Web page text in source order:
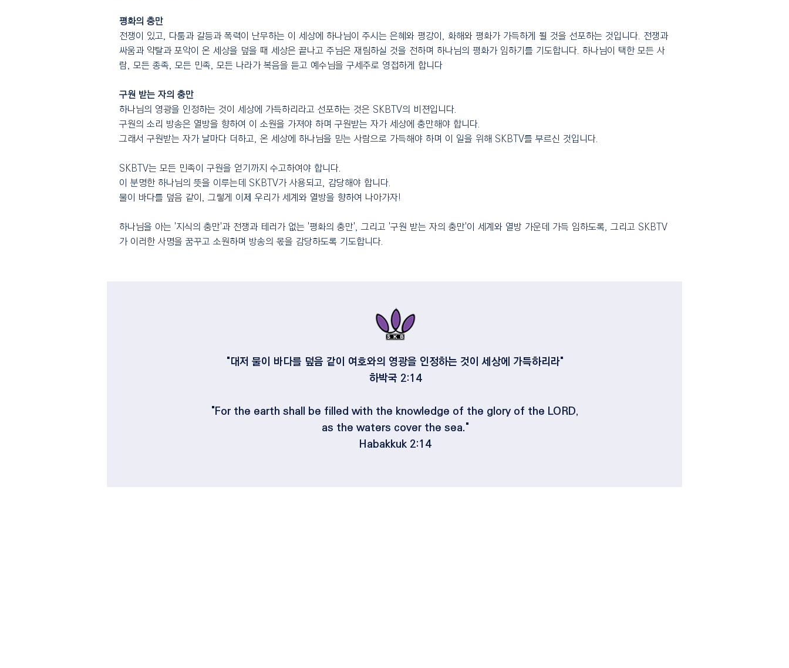
평화의 충만
전쟁이 있고, 다툼과 갈등과 폭력이 난무하는 이 세상에 하나님이 주시는 은혜와 평강이, 화해와 평화가 가득하게 될 것을 선포하는 것입니다. 전쟁과
싸움과 약탈과 포악이 온 세상을 덮을 때 세상은 끝나고 주님은 재림하실 것을 전하며 하나님의 평화가 임하기를 기도합니다. 하나님이 택한 모든 사
람, 모든 종족, 모든 민족, 모든 나라가 복음을 듣고 예수님을 구세주로 영접하게 합니다
구원 받는 자의 충만
하나님의 영광을 인정하는 것이 세상에 가득하리라고 선포하는 것은 SKBTV의 비젼입니다.
구원의 소리 방송은 열방을 향하여 이 소원을 가져야 하며 구원받는 자가 세상에 충만해야 합니다.
그래서 구원받는 자가 날마다 더하고, 온 세상에 하나님을 믿는 사람으로 가득해야 하며 이 일을 위해 SKBTV를 부르신 것입니다.
SKBTV는 모든 민족이 구원을 얻기까지 수고하여야 합니다.
이 분명한 하나님의 뜻을 이루는데 SKBTV가 사용되고, 감당해야 합니다.
물이 바다를 덮음 같이, 그렇게 이제 우리가 세계와 열방을 향하여 나아가자!
하나님을 아는 '지식의 충만'과 전쟁과 테러가 없는 '평화의 충만', 그리고 '구원 받는 자의 충만'이 세계와 열방 가운데 가득 임하도록, 그리고 SKBTV
가 이러한 사명을 꿈꾸고 소원하며 방송의 몫을 감당하도록 기도합니다.
"대저 물이 바다를 덮음 같이 여호와의 영광을 인정하는 것이 세상에 가득하리라"
하박국 2:14
"For the earth shall be filled with the knowledge of the glory of the LORD,
as the waters cover the sea."
Habakkuk 2:14